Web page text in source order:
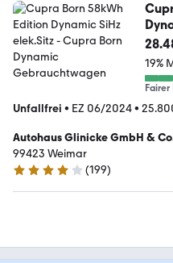
19%
Fairer
Unfallfrei • EZ 06/2024•
Autohaus Glinicke GmbH &
99423 Weimar
4.2 Sterne
(199)